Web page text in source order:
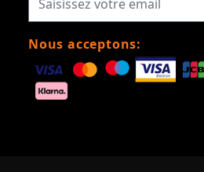
Nous acceptons: